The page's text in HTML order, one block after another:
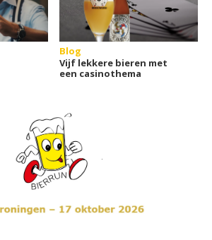
Blog
Vijf lekkere bieren met
een casinothema